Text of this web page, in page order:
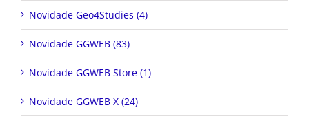
Novidade Geo4Studies (4)
Novidade GGWEB (83)
Novidade GGWEB Store (1)
Novidade GGWEB X (24)